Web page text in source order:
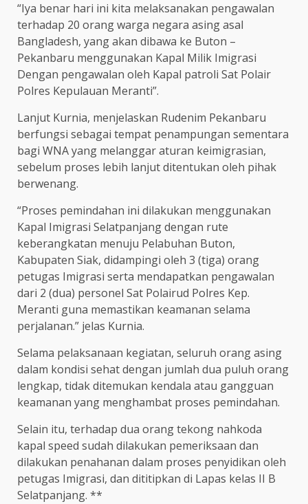
“Iya benar hari ini kita melaksanakan pengawalan
terhadap 20 orang warga negara asing asal
Bangladesh, yang akan dibawa ke Buton –
Pekanbaru menggunakan Kapal Milik Imigrasi
Dengan pengawalan oleh Kapal patroli Sat Polair
Polres Kepulauan Meranti”.
Lanjut Kurnia, menjelaskan Rudenim Pekanbaru
berfungsi sebagai tempat penampungan sementara
bagi WNA yang melanggar aturan keimigrasian,
sebelum proses lebih lanjut ditentukan oleh pihak
berwenang.
“Proses pemindahan ini dilakukan menggunakan
Kapal Imigrasi Selatpanjang dengan rute
keberangkatan menuju Pelabuhan Buton,
Kabupaten Siak, didampingi oleh 3 (tiga) orang
petugas Imigrasi serta mendapatkan pengawalan
dari 2 (dua) personel Sat Polairud Polres Kep.
Meranti guna memastikan keamanan selama
perjalanan.” jelas Kurnia.
Selama pelaksanaan kegiatan, seluruh orang asing
dalam kondisi sehat dengan jumlah dua puluh orang
lengkap, tidak ditemukan kendala atau gangguan
keamanan yang menghambat proses pemindahan.
Selain itu, terhadap dua orang tekong nahkoda
kapal speed sudah dilakukan pemeriksaan dan
dilakukan penahanan dalam proses penyidikan oleh
petugas Imigrasi, dan dititipkan di Lapas kelas II B
Selatpanjang. **